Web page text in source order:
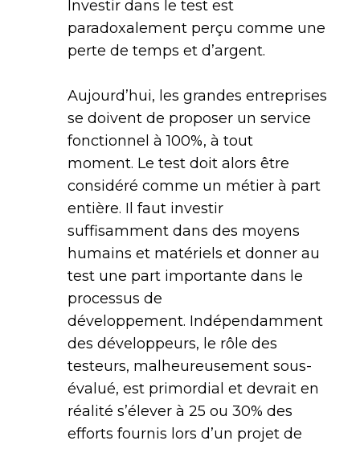
Investir dans le test est
paradoxalement perçu comme une
perte de temps et d’argent.
Aujourd’hui, les grandes entreprises
se doivent de proposer un service
fonctionnel à 100%, à tout
moment. Le test doit alors être
considéré comme un métier à part
entière. Il faut investir
suffisamment dans des moyens
humains et matériels et donner au
test une part importante dans le
processus de
développement. Indépendamment
des développeurs, le rôle des
testeurs, malheureusement sous-
évalué, est primordial et devrait en
réalité s’élever à 25 ou 30% des
efforts fournis lors d’un projet de